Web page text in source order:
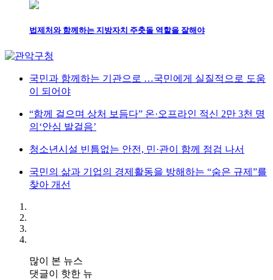
법제처와 함께하는 지방자치 주춧돌 역할을 잘해야
국민과 함께하는 기관으로 …국민에게 실질적으로 도움
이 되어야
“함께 걸으며 상처 보듬다” 온·오프라인 적신 2만 3천 명
의‘안심 발걸음’
청소년시설 빈틈없는 안전, 민·관이 함께 점검 나서
국민의 삶과 기업의 경제활동을 방해하는 “숨은 규제”를
찾아 개선
많이 본 뉴스
댓글이 핫한 뉴